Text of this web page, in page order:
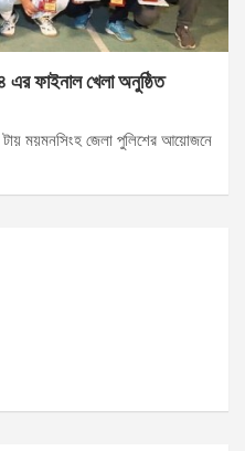
এর ফাইনাল খেলা অনুষ্ঠিত
ময়মনসিংহ জেলা পুলিশের আয়োজনে